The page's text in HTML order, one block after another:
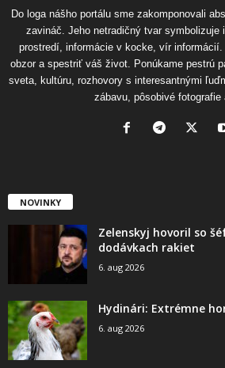
Do loga nášho portálu sme zakomponovali
zavináč. Jeho netradičný tvar symbolizuje
prostredí, informácie v kocke, vír
obzor a spestriť váš život. Ponúkame pestrú
sveta, kultúru, rozhovory s interesantnými
zábavu, pôsobivé fotografie
NOVINKY
Zelenskyj hovoril so
dodávkach rakiet
6. aug 2026
Hydinári: Extrémne
6. aug 2026